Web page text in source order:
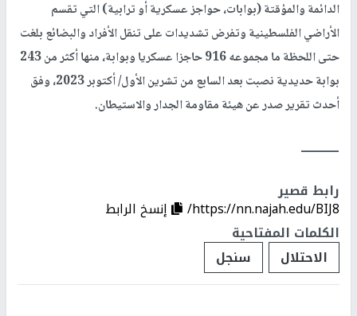
الدائمة والمؤقتة (بوابات، حواجز عسكرية أو ترابية) التي تقسم
الأراضي الفلسطينية وتفرض تشديدات على تنقل الأفراد والبضائع بلغت
حتى اللحظة ما مجموعه 916 حاجزا عسكريا وبوابة، منها أكثر من 243
بوابة حديدية نصبت بعد السابع من تشرين الأول/ أكتوبر 2023، وفق
أحدث تقرير صدر عن هيئة مقاومة الجدار والاستيطان.
ــــــــــــ
رابط قصير
https://nn.najah.edu/BIJ8/
إنسخ الرابط
الكلمات المفتاحية
الاحتلال
سنجل